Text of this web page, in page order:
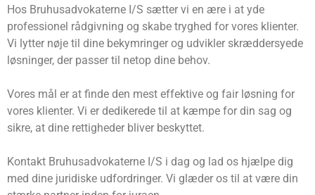
Hos Bruhusadvokaterne I/S sætter vi en ære i at yde
professionel rådgivning og skabe tryghed for vores klienter.
Vi lytter nøje til dine bekymringer og udvikler skræddersyede
løsninger, der passer til netop dine behov.
Vores mål er at finde den mest effektive og fair løsning for
vores klienter. Vi er dedikerede til at kæmpe for din sag og
sikre, at dine rettigheder bliver beskyttet.
Kontakt Bruhusadvokaterne I/S i dag og lad os hjælpe dig
med dine juridiske udfordringer. Vi glæder os til at være din